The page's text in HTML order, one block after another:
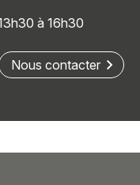
à 16h30
Nous contacter